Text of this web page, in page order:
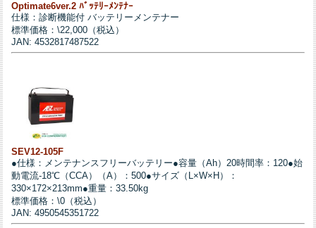
Optimate6ver.2 ﾊﾞｯﾃﾘｰﾒﾝﾃﾅｰ
仕様：診断機能付 バッテリーメンテナー
標準価格：\22,000（税込）
JAN: 4532817487522
SEV12-105F
●仕様：メンテナンスフリーバッテリー●容量（Ah）20時間率：120●始
動電流-18℃（CCA）（A）：500●サイズ（L×W×H）：
330×172×213mm●重量：33.50kg
標準価格：\0（税込）
JAN: 4950545351722